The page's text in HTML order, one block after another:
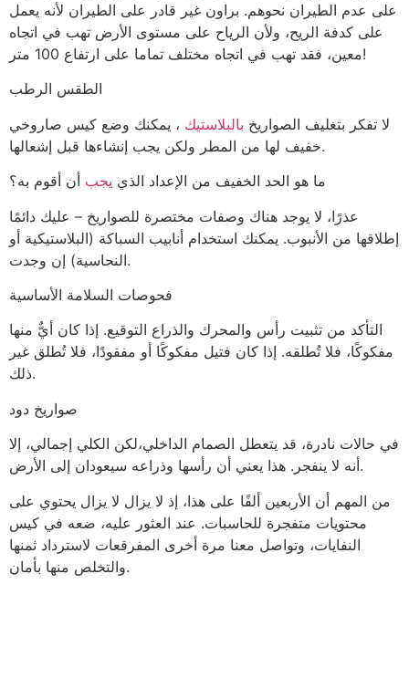
على عدم الطيران نحوهم. براون غير قادر على الطيران لأنه يعمل
على كدفة الريح، ولأن الرياح على مستوى الأرض تهب في اتجاه
معين، فقد تهب في اتجاه مختلف تماما على ارتفاع 100 متر!
لا تفكر بتغليف الصواريخ بالبلاستيك ، يمكنك وضع كيس صاروخي
خفيف لها من المطر ولكن يجب إنشاءها قبل إشعالها.
ما هو الحد الخفيف من الإعداد الذي يجب أن أقوم به؟
عذرًا، لا يوجد هناك وصفات مختصرة للصواريخ – عليك دائمًا
إطلاقها من الأنبوب. يمكنك استخدام أنابيب السباكة (البلاستيكية أو
النحاسية) إن وجدت.
فحوصات السلامة الأساسية
التأكد من تثبيت رأس والمحرك والذراع التوقيع. إذا كان أيٌّ منها
مفكوكًا، فلا تُطلقه. إذا كان فتيل مفكوكًا أو مفقودًا، فلا تُطلق غير
ذلك.
صواريخ دود
في حالات نادرة، قد يتعطل الصمام الداخلي،لكن الكلي إجمالي، إلا
أنه لا ينفجر. هذا يعني أن رأسها وذراعه سيعودان إلى الأرض.
من المهم أن الأربعين ألفًا على هذا، إذ لا يزال لا يزال يحتوي على
محتويات متفجرة للحاسبات. عند العثور عليه، ضعه في كيس
النفايات، وتواصل معنا مرة أخرى المفرقعات لاسترداد ثمنها
والتخلص منها بأمان.